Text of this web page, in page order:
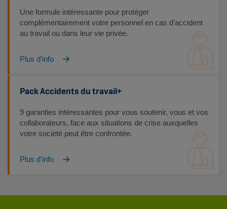
Une formule intéressante pour protéger
complémentairement votre personnel en cas d'accident
au travail ou dans leur vie privée.
Plus d'info
Pack Accidents du travail+
9 garanties intéressantes pour vous soutenir, vous et vos
collaborateurs, face aux situations de crise auxquelles
votre société peut être confrontée.
Plus d'info